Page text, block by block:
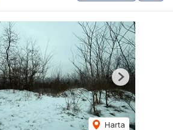
Harta
Next